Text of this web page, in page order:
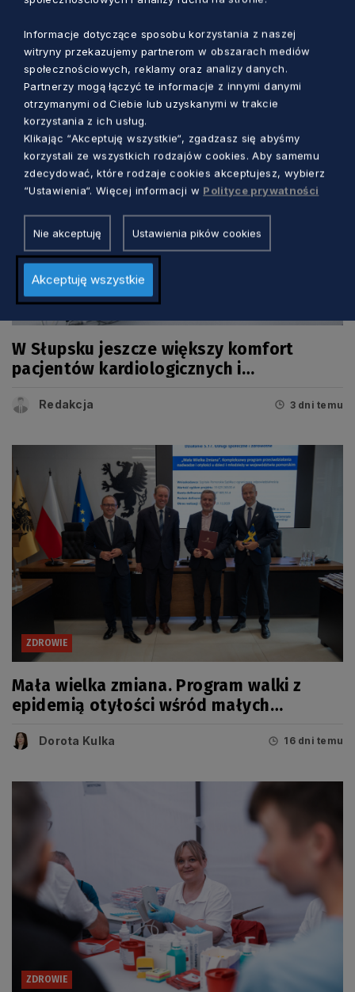
Zobacz również
ZDROWIE
W Słupsku jeszcze większy komfort
pacjentów kardiologicznych i
Redakcja 3 dni temu
ZDROWIE
Mała wielka zmiana. Program walki z
epidemią otyłości wśród małych
Dorota Kulka 16 dni temu
ZDROWIE
Informacje dotyczące sposobu korzystania z naszej
witryny przekazujemy partnerom w obszarach mediów
społecznościowych, reklamy oraz analizy danych.
Partnerzy mogą łączyć te informacje z innymi danymi
otrzymanymi od Ciebie lub uzyskanymi w trakcie
korzystania z ich usług.
Klikając “Akceptuję wszystkie“, zgadzasz się abyśmy
korzystali ze wszystkich rodzajów cookies. Aby samemu
zdecydować, które rodzaje cookies akceptujesz, wybierz
“Ustawienia“. Więcej informacji w Polityce prywatności
Nie akceptuję Ustawienia pików cookies
Akceptuję wszystkie